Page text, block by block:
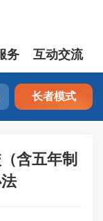
务 互动交流
长者模式
含五年制